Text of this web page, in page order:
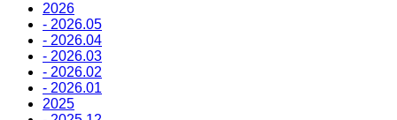
2026
- 2026.05
- 2026.04
- 2026.03
- 2026.02
- 2026.01
2025